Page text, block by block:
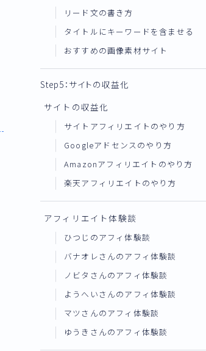
リード文の書き方
タイトルにキーワードを含ませる
おすすめの画像素材サイト
Step5：サイトの収益化
サイトの収益化
サイトアフィリエイトのやり方
Googleアドセンスのやり方
Amazonアフィリエイトのやり方
楽天アフィリエイトのやり方
アフィリエイト体験談
ひつじのアフィ体験談
バナオレさんのアフィ体験談
ノビタさんのアフィ体験談
ようへいさんのアフィ体験談
マツさんのアフィ体験談
ゆうきさんのアフィ体験談